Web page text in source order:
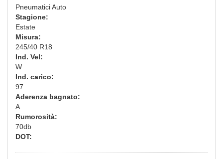
Pneumatici Auto
Stagione:
Estate
Misura:
245/40 R18
Ind. Vel:
W
Ind. carico:
97
Aderenza bagnato:
A
Rumorosità:
70db
DOT: